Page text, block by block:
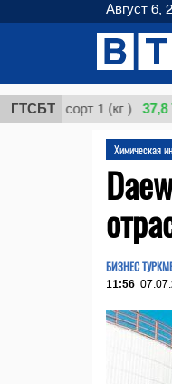
ГТСБТ
сорт 1 (кг.) 37,8 ТМТ
Химическая
БИЗНЕС
11:56
Август 6,